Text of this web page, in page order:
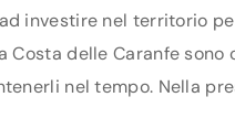
investire nel territorio
delle Caranfe
nel tempo. Nella